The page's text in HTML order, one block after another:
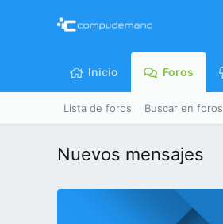
Inicio Foros
Lista de foros Buscar en foros
Nuevos mensajes